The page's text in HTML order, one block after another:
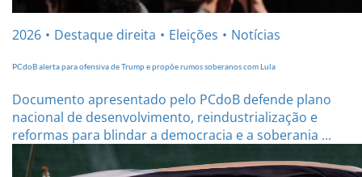
2026 Destaque direita Eleições Notícias
PCdoB alerta para ofensiva de Trump e propõe rumos soberanos com Lula
Documento apresentado pelo PCdoB defende plano
nacional de desenvolvimento, reindustrialização e
reformas para blindar a democracia e a soberania ...